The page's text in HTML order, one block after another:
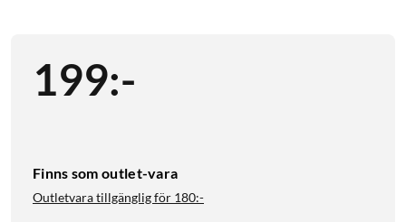
199:-
Finns som outlet-vara
Outletvara tillgänglig för 180:-